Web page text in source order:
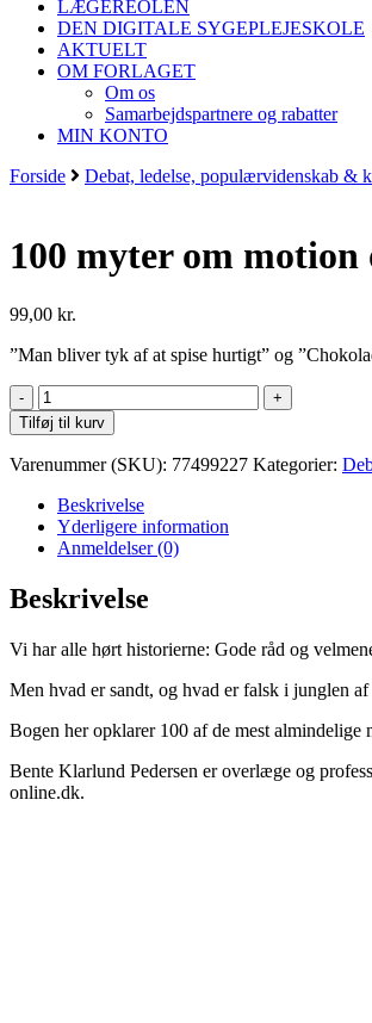
LÆGEREOLEN
DEN DIGITALE SYGEPLEJESKOLE
AKTUELT
OM FORLAGET
Om os
Samarbejdspartnere og rabatter
MIN KONTO
Forside
Debat, ledelse, populærvidenskab &
100 myter om
99,00 kr.
”Man bliver tyk af at spise hurtigt” og
100
myter
om
motion
vægttab
antal
Tilføj til kurv
Varenummer (SKU): 77499227 Kategorier:
Beskrivelse
Yderligere information
Anmeldelser (0)
Beskrivelse
Vi har alle hørt historierne: Gode råd og
Men hvad er sandt, og hvad er falsk i junglen
Bogen her opklarer 100 af de mest
Bente Klarlund Pedersen er overlæge og
online.dk.